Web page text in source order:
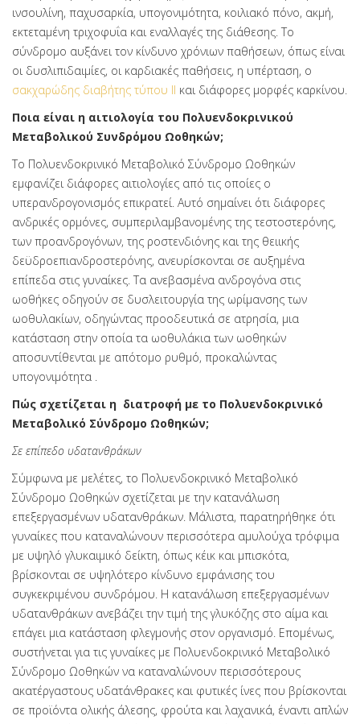
ινσουλίνη, παχυσαρκία, υπογονιμότητα, κοιλιακό πόνο, ακμή,
εκτεταμένη τριχοφυΐα και εναλλαγές της διάθεσης. Το
σύνδρομο αυξάνει τον κίνδυνο χρόνιων παθήσεων, όπως είναι
οι δυσλιπιδαιμίες, οι καρδιακές παθήσεις, η υπέρταση, ο
σακχαρώδης διαβήτης τύπου II και διάφορες μορφές καρκίνου.
Ποια είναι η αιτιολογία του Πολυενδοκρινικού
Μεταβολικού Συνδρόμου Ωοθηκών;
Το Πολυενδοκρινικό Μεταβολικό Σύνδρομο Ωοθηκών
εμφανίζει διάφορες αιτιολογίες από τις οποίες ο
υπερανδρογονισμός επικρατεί. Αυτό σημαίνει ότι διάφορες
ανδρικές ορμόνες, συμπεριλαμβανομένης της τεστοστερόνης,
των προανδρογόνων, της ροστενδιόνης και της θειικής
δεϋδροεπιανδροστερόνης, ανευρίσκονται σε αυξημένα
επίπεδα στις γυναίκες. Τα ανεβασμένα ανδρογόνα στις
ωοθήκες οδηγούν σε δυσλειτουργία της ωρίμανσης των
ωοθυλακίων, οδηγώντας προοδευτικά σε ατρησία, μια
κατάσταση στην οποία τα ωοθυλάκια των ωοθηκών
αποσυντίθενται με απότομο ρυθμό, προκαλώντας
υπογονιμότητα .
Πώς σχετίζεται η διατροφή με το Πολυενδοκρινικό
Μεταβολικό Σύνδρομο Ωοθηκών;
Σε επίπεδο υδατανθράκων
Σύμφωνα με μελέτες, το Πολυενδοκρινικό Μεταβολικό
Σύνδρομο Ωοθηκών σχετίζεται με την κατανάλωση
επεξεργασμένων υδατανθράκων. Μάλιστα, παρατηρήθηκε ότι
γυναίκες που καταναλώνουν περισσότερα αμυλούχα τρόφιμα
με υψηλό γλυκαιμικό δείκτη, όπως κέικ και μπισκότα,
βρίσκονται σε υψηλότερο κίνδυνο εμφάνισης του
συγκεκριμένου συνδρόμου. Η κατανάλωση επεξεργασμένων
υδατανθράκων ανεβάζει την τιμή της γλυκόζης στο αίμα και
επάγει μια κατάσταση φλεγμονής στον οργανισμό. Επομένως,
συστήνεται για τις γυναίκες με Πολυενδοκρινικό Μεταβολικό
Σύνδρομο Ωοθηκών να καταναλώνουν περισσότερους
ακατέργαστους υδατάνθρακες και φυτικές ίνες που βρίσκονται
σε προϊόντα ολικής άλεσης, φρούτα και λαχανικά, έναντι απλών